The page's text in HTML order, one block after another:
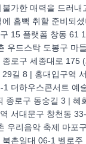
가한 매력을 드러내
흠뻑 취할 준비되
15 플랫폼 창동 61
우드스탁 도봉구 마
로구 세종대로 175
길 8 | 홍대입구역
더하우스콘서트 예
종로구 동숭길 3 | 혜
서대문구 창천동
우리음악 축제 마포
촌일대 06-1 벨로